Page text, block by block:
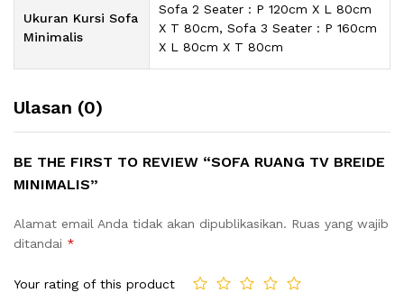
Ukuran Kursi Sofa
Minimalis
Sofa 2 Seater : P 120cm X L 80cm
X T 80cm, Sofa 3 Seater : P 160cm
X L 80cm X T 80cm
Ulasan (0)
BE THE FIRST TO REVIEW “SOFA RUANG TV BREIDE
MINIMALIS”
Alamat email Anda tidak akan dipublikasikan. Ruas yang wajib
ditandai *
Your rating of this product